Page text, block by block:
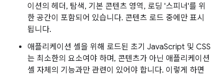
이션의 헤더, 탐색, 기본 콘텐츠 영역, 로딩 '스피너'를 위
한 공간이 포함되어 있습니다. 콘텐츠 로드 중에만 표시
됩니다.
애플리케이션 셸을 위해 로드된 초기 JavaScript 및 CSS
는 최소한의 요소여야 하며, 콘텐츠가 아닌 애플리케이션
셸 자체의 기능과만 관련이 있어야 합니다. 이렇게 하면